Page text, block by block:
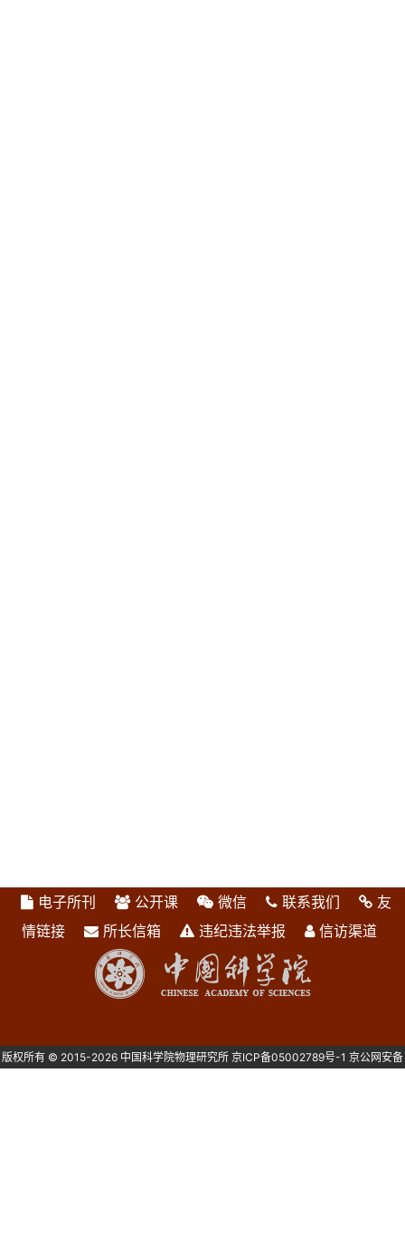
电子所刊 公开课 微信 联系我们
友
情链接
所长信箱 违纪违法举报 信访渠道
版权所有 © 2015-2026 中国科学院物理研究所 京ICP备05002789号-1 京公网安备